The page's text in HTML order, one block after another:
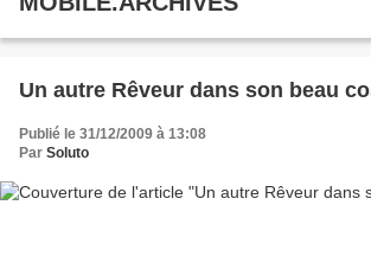
Un autre Rêveur dans son beau
Publié le 31/12/2009 à 13:08
Par Soluto